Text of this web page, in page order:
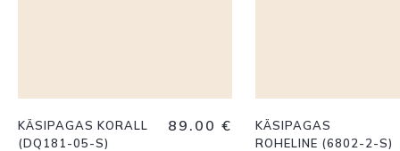
KÄSIPAGAS KORALL
(DQ181-05-S)
89.00 €
KÄSIPAGAS
ROHELINE (6802-2-S)